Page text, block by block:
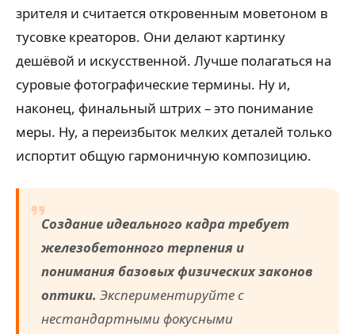
зрителя и считается откровенным моветоном в
тусовке креаторов. Они делают картинку
дешёвой и искусственной. Лучше полагаться на
суровые фотографические термины. Ну и,
наконец, финальный штрих – это понимание
меры. Ну, а переизбыток мелких деталей только
испортит общую гармоничную композицию.
Создание идеального кадра требует
железобетонного терпения и
понимания базовых физических законов
оптики. Экспериментируйте с
нестандартными фокусными